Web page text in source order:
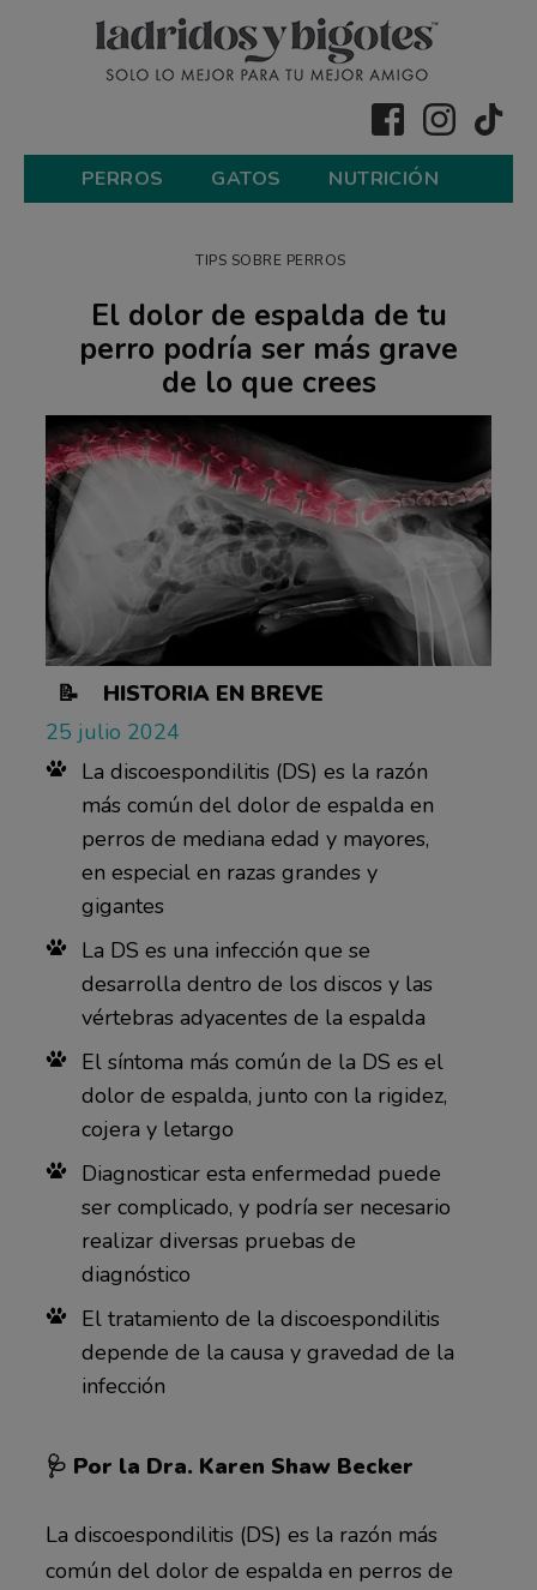
PERROS GATOS NUTRICIÓN
TIPS SOBRE PERROS
El dolor de espalda de tu
perro podría ser más grave
de lo que crees
25 julio 2024
📝 HISTORIA EN BREVE
La discoespondilitis (DS) es la razón
más común del dolor de espalda en
perros de mediana edad y mayores,
en especial en razas grandes y
gigantes
La DS es una infección que se
desarrolla dentro de los discos y las
vértebras adyacentes de la espalda
El síntoma más común de la DS es el
dolor de espalda, junto con la rigidez,
cojera y letargo
Diagnosticar esta enfermedad puede
ser complicado, y podría ser necesario
realizar diversas pruebas de
diagnóstico
El tratamiento de la discoespondilitis
depende de la causa y gravedad de la
infección
🩺 Por la Dra. Karen Shaw Becker
La discoespondilitis (DS) es la razón más
común del dolor de espalda en perros de